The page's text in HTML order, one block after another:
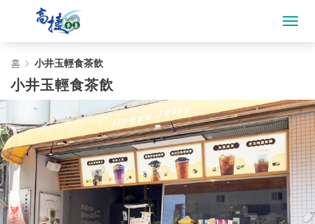
小
井
玉
輕
食
茶
홈 小井玉輕食茶飲
小井玉輕食茶飲